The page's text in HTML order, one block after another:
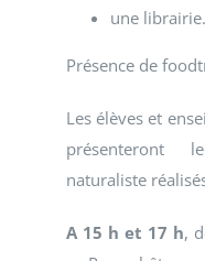
une librairie.
Présence de
Les élèves et
présenteront
naturaliste
A 15 h et 17 h,